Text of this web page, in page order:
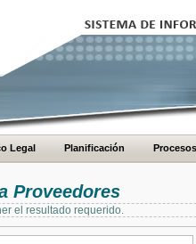
Legal Planificación Procesos
Proveedores
el resultado requerido.